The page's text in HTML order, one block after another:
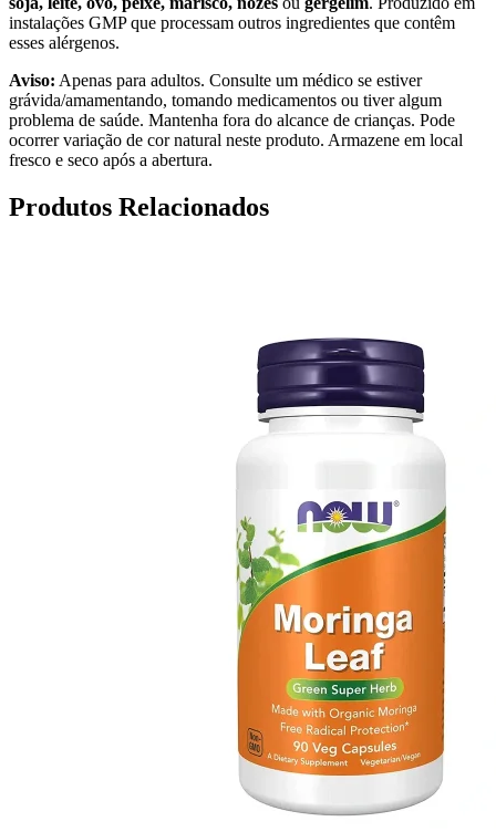
instalações GMP que processam outros ingredientes que contêm
esses alérgenos.
Aviso: Apenas para adultos. Consulte um médico se estiver
grávida/amamentando, tomando medicamentos ou tiver algum
problema de saúde. Mantenha fora do alcance de crianças. Pode
ocorrer variação de cor natural neste produto. Armazene em local
fresco e seco após a abertura.
Produtos Relacionados